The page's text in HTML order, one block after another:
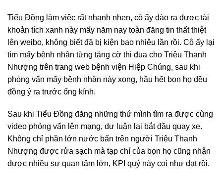
Tiểu Đồng làm việc rất nhanh nhẹn, cô ấy đào ra được tài
khoản tích xanh này mấy năm nay toàn đăng tin thất thiệt
lên weibo, không biết đã bị kiện bao nhiêu lần rồi. Cô ấy lại
tìm mấy bệnh nhân từng tặng cờ thi đua cho Triệu Thanh
Nhượng trên trang web bệnh viện Hiệp Chúng, sau khi
phỏng vấn mấy bệnh nhân này xong, hầu hết bọn họ đều
đồng ý ra trước ống kính.
Sau khi Tiểu Đồng đăng những thứ mình tìm ra được cùng
video phỏng vấn lên mạng, dư luận lại bắt đầu quay xe.
Không chỉ phần lớn nước bẩn trên người Triệu Thanh
Nhượng được rửa sạch mà tạp chí của bọn họ cũng nhận
được nhiều sự quan tâm lớn, KPI quý này coi như đạt rồi.